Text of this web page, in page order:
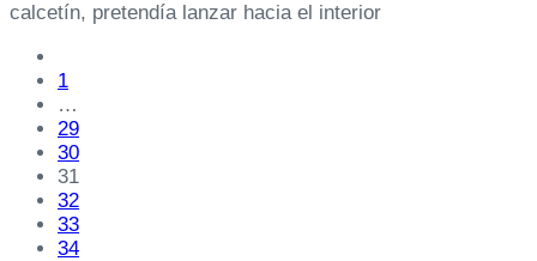
calcetín, pretendía lanzar hacia el interior
1
…
29
30
31
32
33
34